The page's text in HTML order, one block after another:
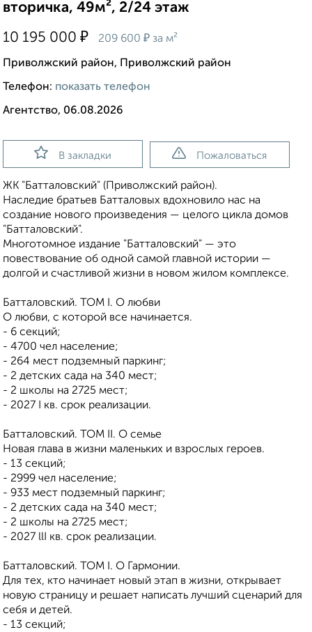
вторичка, 49м², 2/24 этаж
10 195 000 ₽ 209 600 ₽ за м²
Приволжский район, Приволжский район
Телефон: показать телефон
Агентство, 06.08.2026
В закладки Пожаловаться
ЖК "Батталовский" (Приволжский район).
Наследие братьев Батталовых вдохновило нас на
создание нового произведения — целого цикла домов
"Батталовский".
Многотомное издание "Батталовский" — это
повествование об одной самой главной истории —
долгой и счастливой жизни в новом жилом комплексе.
Батталовский. ТОМ I. О любви
О любви, с которой все начинается.
- 6 секций;
- 4700 чел население;
- 264 мест подземный паркинг;
- 2 детских сада на 340 мест;
- 2 школы на 2725 мест;
- 2027 I кв. срок реализации.
Батталовский. ТОМ II. О семье
Новая глава в жизни маленьких и взрослых героев.
- 13 секций;
- 2999 чел население;
- 933 мест подземный паркинг;
- 2 детских сада на 340 мест;
- 2 школы на 2725 мест;
- 2027 llI кв. срок реализации.
Батталовский. ТОМ I. О Гармонии.
Для тех, кто начинает новый этап в жизни, открывает
новую страницу и решает написать лучший сценарий для
себя и детей.
- 13 секций;